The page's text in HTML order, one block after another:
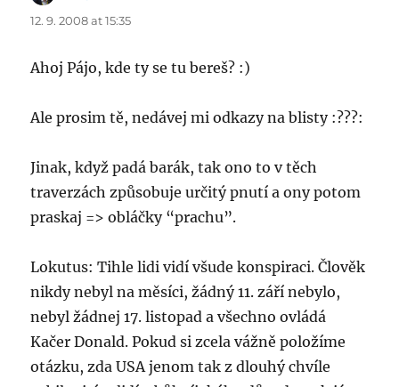
12. 9. 2008 at 15:35
Ahoj Pájo, kde ty se tu bereš? :)
Ale prosim tě, nedávej mi odkazy na blisty :???:
Jinak, když padá barák, tak ono to v těch
traverzách způsobuje určitý pnutí a ony potom
praskaj => obláčky “prachu”.
Lokutus: Tihle lidi vidí všude konspiraci. Člověk
nikdy nebyl na měsíci, žádný 11. září nebylo,
nebyl žádnej 17. listopad a všechno ovládá
Kačer Donald. Pokud si zcela vážně položíme
otázku, zda USA jenom tak z dlouhý chvíle